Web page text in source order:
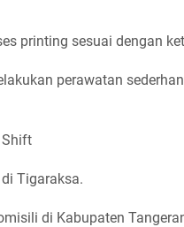
printing sesuai dengan
perawatan
Tigaraksa.
di Kabupaten